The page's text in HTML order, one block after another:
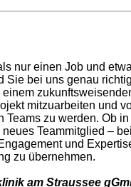
nur einen Job und
Sie bei uns genau
mitzuarbeiten und
Teams zu werden. Ob
Teammitglied –
und
zu übernehmen.
am Straussee